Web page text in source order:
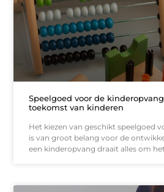
Speelgoed voor de
toekomst van kinderen
Het kiezen van geschikt speelgoed
is van groot belang voor de
een kinderopvang draait alles om